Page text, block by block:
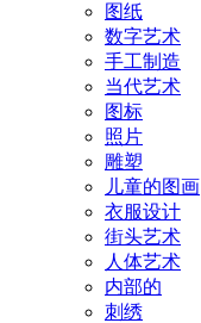
图纸
数字艺术
手工制造
当代艺术
图标
照片
雕塑
儿童的图画
衣服设计
街头艺术
人体艺术
内部的
刺绣